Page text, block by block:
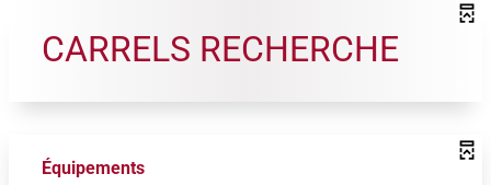
CARRELS RECHERCHE
Équipements